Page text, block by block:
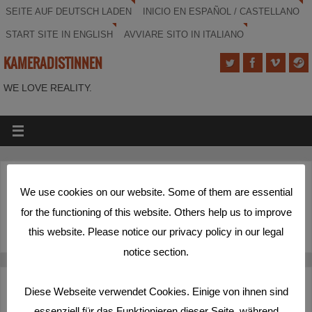
SEITE AUF DEUTSCH LADEN INICIO EN ESPAÑOL / CASTELLANO
START SITE IN ENGLISH AVVIARE SITO IN ITALIANO
KAMERADISTINNEN
WE LOVE REALITY.
(Deutsch) Wieder nix passiert?
Disculpa, pero esta entrada está disponible sólo en Deutsch.
Deutsch Español English Italiano
We use cookies on our website. Some of them are essential
for the functioning of this website. Others help us to improve
this website. Please notice our privacy policy in our legal
notice section.
Diese Webseite verwendet Cookies. Einige von ihnen sind